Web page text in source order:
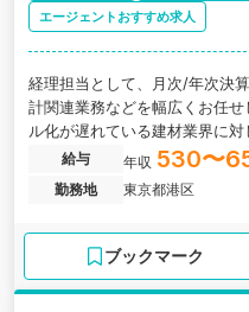
エージェントおすすめ求人
経理担当として、月次/年次決
計関連業務などを幅広くお任
ル化が遅れている建材業界に
ットフォームを展開するスタ
給与 年収 530〜
勤務地
東京都港区
ブックマーク